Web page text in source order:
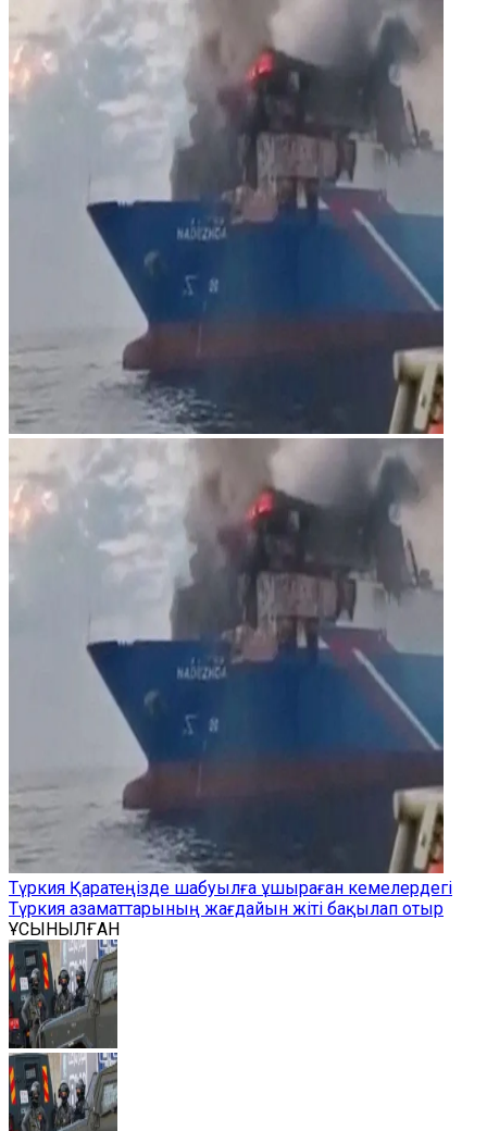
Түркия Қаратеңізде шабуылға ұшыраған кемелердегі
Түркия азаматтарының жағдайын жіті бақылап отыр
ҰСЫНЫЛҒАН